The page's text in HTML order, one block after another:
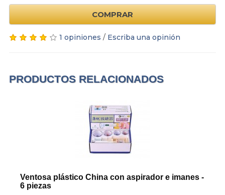
COMPRAR
1 opiniones / Escriba una opinión
PRODUCTOS RELACIONADOS
Ventosa plástico China con aspirador e imanes -
6 piezas